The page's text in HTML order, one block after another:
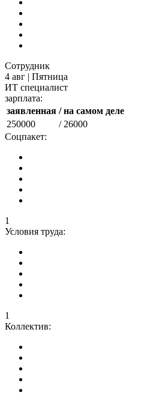
Сотрудник
4 авг | Пятница
ИТ специалист
зарплата:
заявленная / на самом деле
250000
/ 26000
Соцпакет:
1
Условия труда:
1
Коллектив: